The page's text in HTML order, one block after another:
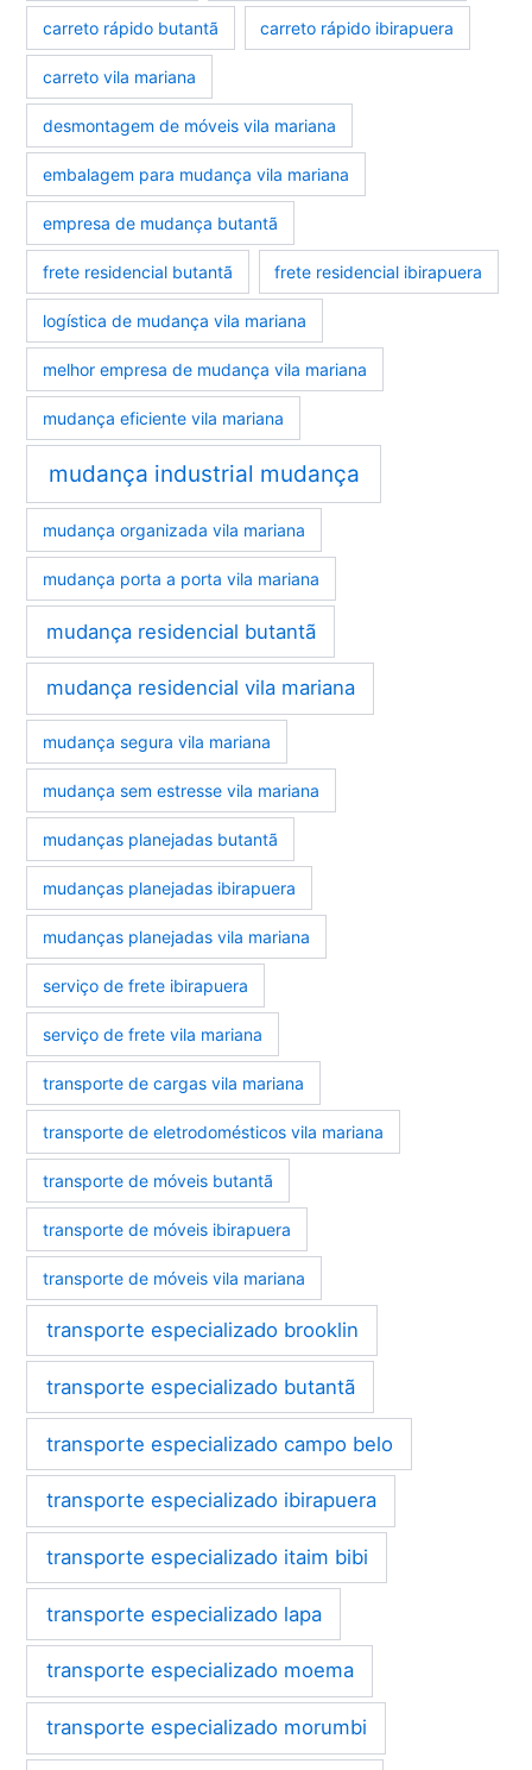
carreto rápido butantã carreto rápido ibirapuera
carreto vila mariana
desmontagem de móveis vila mariana
embalagem para mudança vila mariana
empresa de mudança butantã
frete residencial butantã frete residencial ibirapuera
logística de mudança vila mariana
melhor empresa de mudança vila mariana
mudança eficiente vila mariana
mudança industrial mudança
mudança organizada vila mariana
mudança porta a porta vila mariana
mudança residencial butantã
mudança residencial vila mariana
mudança segura vila mariana
mudança sem estresse vila mariana
mudanças planejadas butantã
mudanças planejadas ibirapuera
mudanças planejadas vila mariana
serviço de frete ibirapuera
serviço de frete vila mariana
transporte de cargas vila mariana
transporte de eletrodomésticos vila mariana
transporte de móveis butantã
transporte de móveis ibirapuera
transporte de móveis vila mariana
transporte especializado brooklin
transporte especializado butantã
transporte especializado campo belo
transporte especializado ibirapuera
transporte especializado itaim bibi
transporte especializado lapa
transporte especializado moema
transporte especializado morumbi